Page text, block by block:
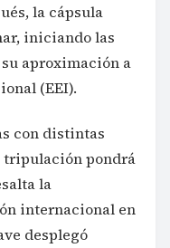
la cápsula
iniciando las
aproximación a
(EEI).
con distintas
tripulación pondrá
la
internacional en
desplegó